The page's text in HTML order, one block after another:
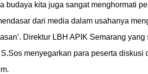
budaya kita juga sangat menghormati
dari media dalam usahanya
Direktur LBH APIK Semarang
menyegarkan para peserta diskusi